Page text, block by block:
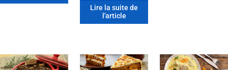
Lire la suite de
l'article